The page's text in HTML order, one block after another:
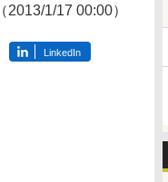
（2013/1/17 00:00）
LinkedIn